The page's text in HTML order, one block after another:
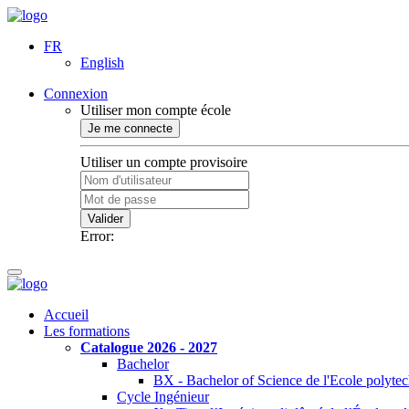
FR
English
Connexion
Utiliser mon compte école
Je me connecte
Utiliser un compte provisoire
Valider
Error:
Accueil
Les formations
Catalogue 2026 - 2027
Bachelor
BX - Bachelor of Science de l'Ecole
Cycle Ingénieur